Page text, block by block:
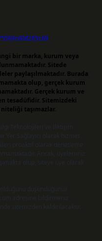
bir marka, kurum veya
Sitede
paylaşılmaktadır. Burada
olup, gerçek kurum
Gerçek kurum ve
tesadüfidir. Sitemizdeki
taşımazlar.
Teknolojileri ve İletişim
Yer Sağlayıcı olarak hizmet
proaktif olarak denetleme
Ancak, üyelerimiz
olup, siteye üye olarak
olduğunu düşündüğünüz
adresine bildirmeniz
sitemizden kaldırılacaktır.